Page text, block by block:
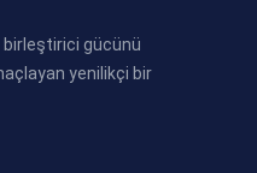
birleştirici gücünü
yenilikçi bir